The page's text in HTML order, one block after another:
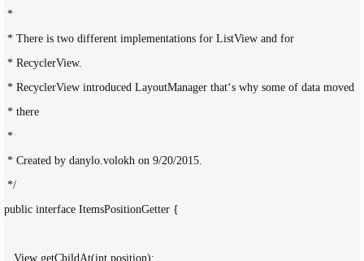
*
* There is two different implementations for ListView and for
* RecyclerView.
* RecyclerView introduced LayoutManager that‘s why some of data moved
* there
*
* Created by danylo.volokh on 9/20/2015.
*/
public interface ItemsPositionGetter {
View getChildAt(int position);